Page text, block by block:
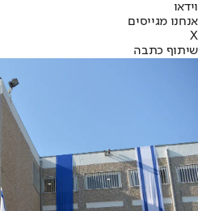
וידאו
אנחנו מגייסים
X
שיתוף כתבה